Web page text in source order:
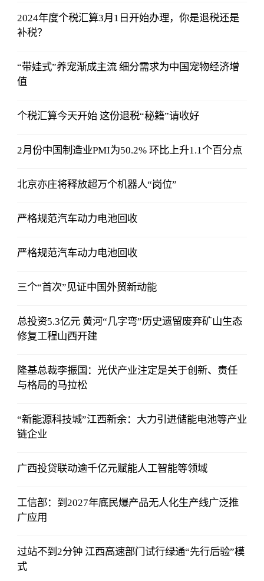
2024年度个税汇算3月1日开始办理，你是退税还是
补税？
“带娃式”养宠渐成主流 细分需求为中国宠物经济增
值
个税汇算今天开始 这份退税“秘籍”请收好
2月份中国制造业PMI为50.2% 环比上升1.1个百分点
北京亦庄将释放超万个机器人“岗位”
严格规范汽车动力电池回收
严格规范汽车动力电池回收
三个“首次”见证中国外贸新动能
总投资5.3亿元 黄河“几字弯”历史遗留废弃矿山生态
修复工程山西开建
隆基总裁李振国：光伏产业注定是关于创新、责任
与格局的马拉松
“新能源科技城”江西新余：大力引进储能电池等产业
链企业
广西投贷联动逾千亿元赋能人工智能等领域
工信部：到2027年底民爆产品无人化生产线广泛推
广应用
过站不到2分钟 江西高速部门试行绿通“先行后验”模
式